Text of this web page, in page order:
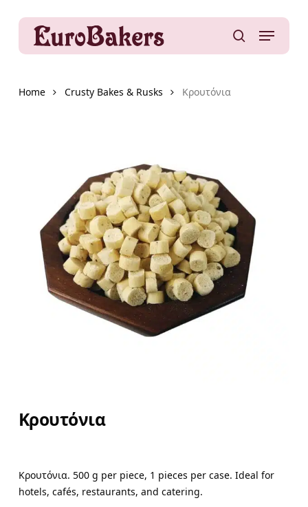
content
Menu
Home Crusty Bakes & Rusks Κρουτόνια
Κρουτόνια
Κρουτόνια. 500 g per piece, 1 pieces per case. Ideal for
hotels, cafés, restaurants, and catering.